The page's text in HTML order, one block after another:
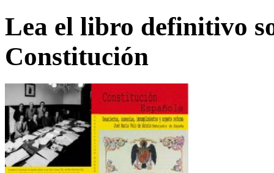
Lea el libro definitivo
Constitución